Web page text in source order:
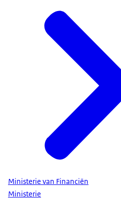
Ministerie van Financiën
Ministerie